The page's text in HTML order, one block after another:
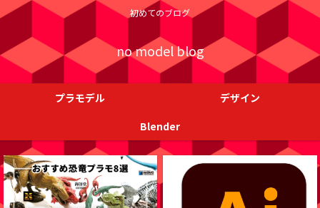
初めてのブログ
no model blog
プラモデル
デザイン
Blender